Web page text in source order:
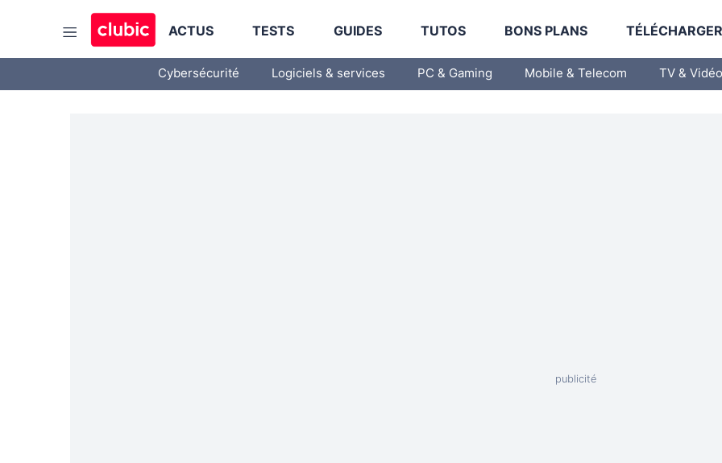
ACTUS TESTS GUIDES TUTOS BONS PLANS
Cybersécurité Logiciels & services PC & Gaming Mobile & Telecom TV & Vidéo